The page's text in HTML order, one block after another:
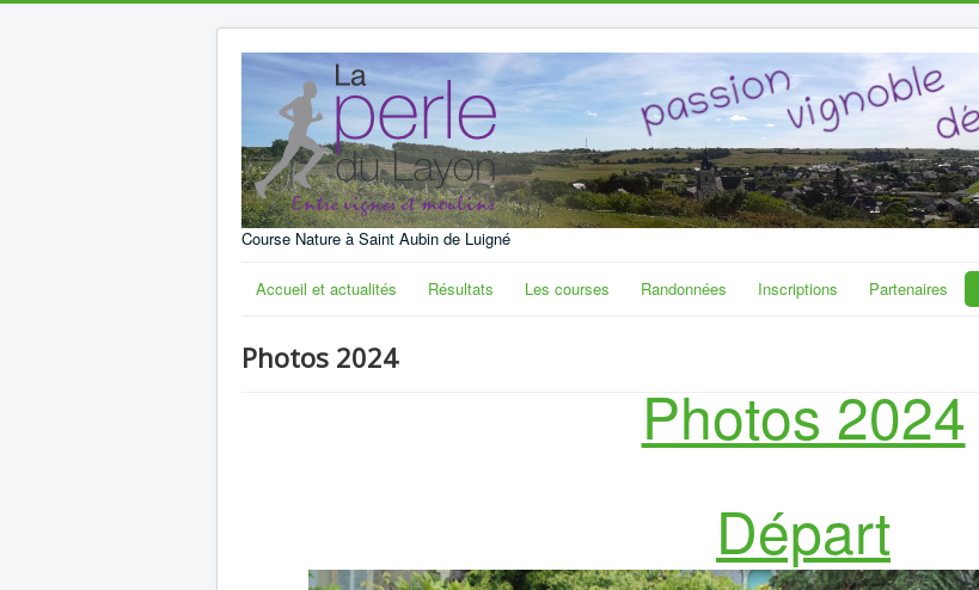
Course Nature à Saint Aubin de Luigné
Accueil et actualités Résultats Les courses Randonnées Inscriptions Partenaires
Photos 2024
Photos 2024
Départ